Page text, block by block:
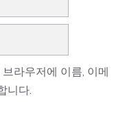
라우저에 이름, 이메
니다.